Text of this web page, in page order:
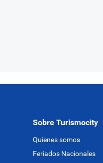
Sobre Turismocity
Quienes somos
Feriados Nacionales